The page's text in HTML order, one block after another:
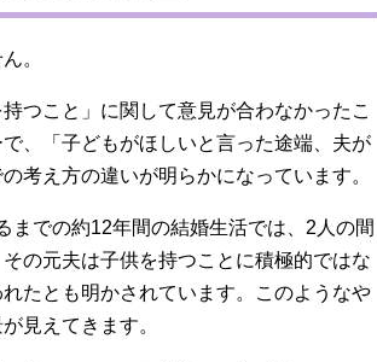
。
つこと」に関して意見が合わなかったこ
、「子どもがほしいと言った途端、夫が
考え方の違いが明らかになっています。
までの約12年間の結婚生活では、2人の間
の元夫は子供を持つことに積極的ではな
たとも明かされています。このようなや
見えてきます。